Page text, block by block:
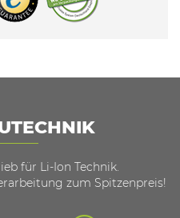
für Li-Ion Technik.
zum Spitzenpreis!